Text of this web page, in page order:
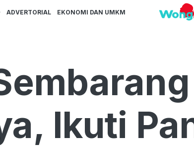
ADVERTORIAL EKONOMI DAN UMKM
Ikuti